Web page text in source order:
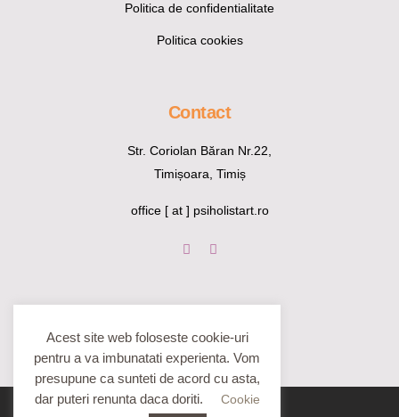
Politica de confidentialitate
Politica cookies
Contact
Str. Coriolan Băran Nr.22,
Timișoara, Timiș
office [ at ] psiholistart.ro
Acest site web foloseste cookie-uri
pentru a va imbunatati experienta. Vom
presupune ca sunteti de acord cu asta,
dar puteri renunta daca doriti.
Cookie